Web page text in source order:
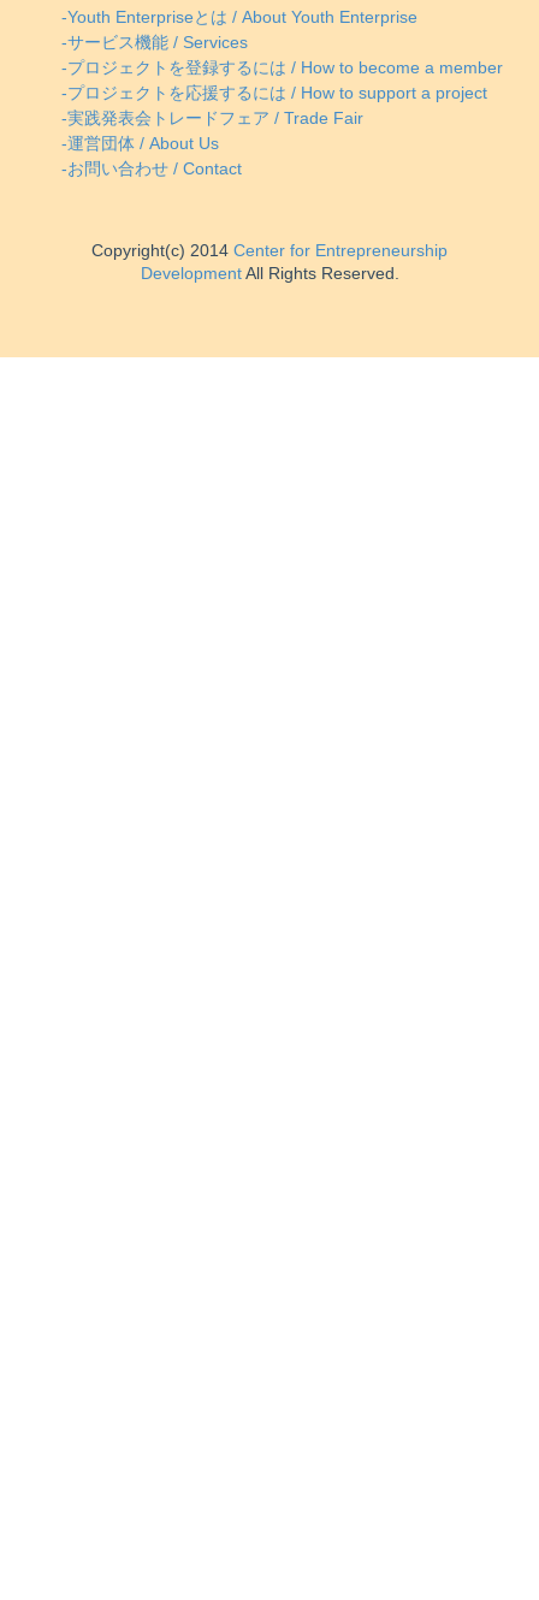
-Youth Enterpriseとは / About Youth Enterprise
-サービス機能 / Services
-プロジェクトを登録するには / How to become a member
-プロジェクトを応援するには / How to support a project
-実践発表会トレードフェア / Trade Fair
-運営団体 / About Us
-お問い合わせ / Contact
Copyright(c) 2014 Center for Entrepreneurship
DevelopmentAll Rights Reserved.